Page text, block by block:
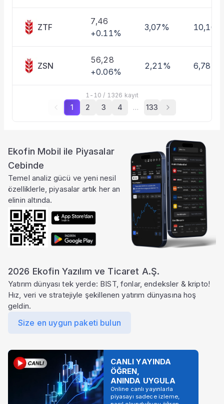
ZTF
7,46
+0.11%
3,07% 10,16%
ZSN
56,28
+0.06%
2,21% 6,78%
1 - 10 / 1326 kayıt
1 2 3 4 … 133
Ekofin Mobil ile Piyasalar
Cebinde
Temel analiz gücü ve yeni nesil
özelliklerle, piyasalar artık her an
elinin altında.
2026 Ekofin Yazılım ve Ticaret A.Ş.
Yatırım dünyası tek yerde: BIST, fonlar, endeksler & kripto!
Hız, veri ve stratejiyle şekillenen yatırım dünyasına hoş
geldin.
Size en uygun paketi bulun
CANLI YAYINDA
ÖĞREN,
ANINDA UYGULA
Online canlı yayınlarla
piyasayı sadece izleme,